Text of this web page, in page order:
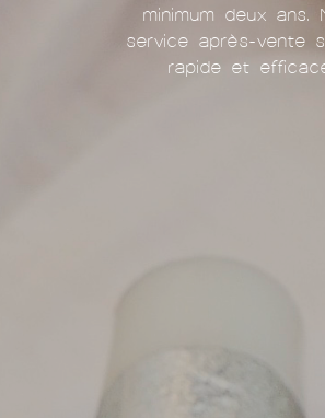
minimum deux ans.
service après-vente
rapide et